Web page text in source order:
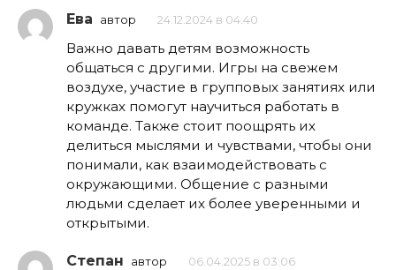
Ева автор 24.12.2024 в 04:40
Важно давать детям возможность
общаться с другими. Игры на свежем
воздухе, участие в групповых занятиях или
кружках помогут научиться работать в
команде. Также стоит поощрять их
делиться мыслями и чувствами, чтобы они
понимали, как взаимодействовать с
окружающими. Общение с разными
людьми сделает их более уверенными и
открытыми.
Степан автор 06.04.2025 в 03:06